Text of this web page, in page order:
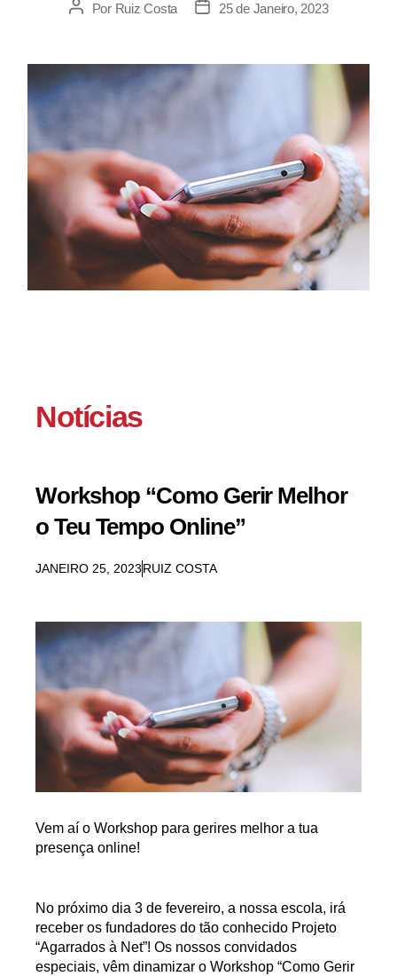
Por Ruiz Costa 25 de Janeiro, 2023
Notícias
Workshop “Como Gerir Melhor
o Teu Tempo Online”
JANEIRO 25, 2023RUIZ COSTA
Vem aí o Workshop para gerires melhor a tua
presença online!
No próximo dia 3 de fevereiro, a nossa escola, irá
receber os fundadores do tão conhecido Projeto
“Agarrados à Net”! Os nossos convidados
especiais, vêm dinamizar o Workshop “Como Gerir